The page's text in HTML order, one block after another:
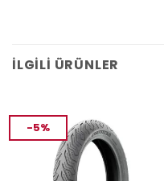
İLGILI ÜRÜNLER
-5%